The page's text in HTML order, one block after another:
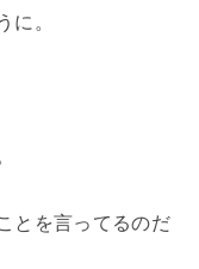
に。
とを言ってるのだ